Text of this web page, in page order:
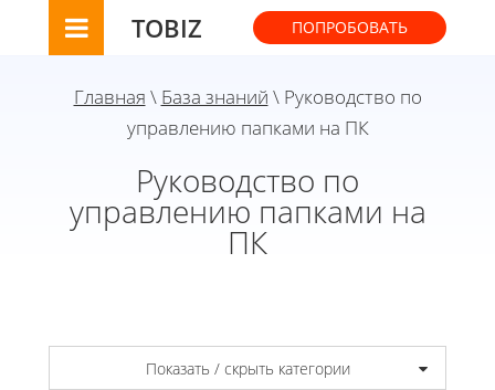
TOBIZ ПОПРОБОВАТЬ
Главная \ База знаний \ Руководство по
управлению папками на ПК
Руководство по
управлению папками на
ПК
Показать / скрыть категории